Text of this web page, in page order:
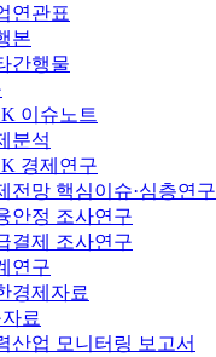
연관표
본
간행물
이슈노트
분석
경제연구
전망 핵심이슈·심층연구
안정 조사연구
결제 조사연구
연구
경제자료
료
산업 모니터링 보고서